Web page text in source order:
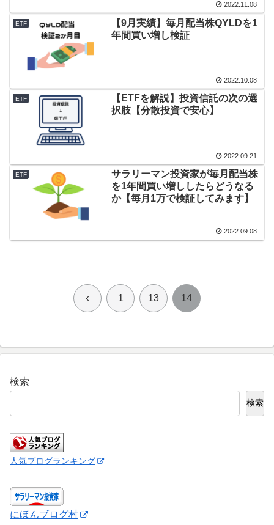
2022.11.08
ETF
【9月実績】毎月配当株QYLDを1
年間買い増し検証
2022.10.08
ETF
【ETFを解説】投資信託の次の選
択肢【分散投資で安心】
2022.09.21
ETF
サラリーマン投資家が毎月配当株
を1年間買い増ししたらどうなる
か【毎月1万で検証してみます】
2022.09.08
前 1 13 14
検索
検索
人気ブログランキング
にほんブログ村